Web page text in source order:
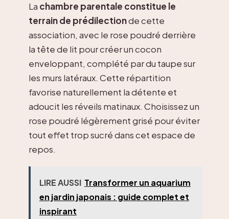
La chambre parentale constitue le
terrain de prédilectionde cette
association, avec le rose poudré derrière
la tête de lit pour créer un cocon
enveloppant, complété par du taupe sur
les murs latéraux. Cette répartition
favorise naturellement la détente et
adoucit les réveils matinaux. Choisissez un
rose poudré légèrement grisé pour éviter
tout effet trop sucré dans cet espace de
repos.
LIRE AUSSI Transformer un aquarium
en jardin japonais : guide complet et
inspirant